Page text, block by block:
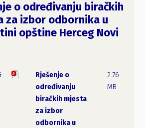
o određivanju biračkih
za izbor odbornika u
opštine Herceg Novi
Rješenje o
određivanju
biračkih mjesta
za izbor
odbornika u
2.76
MB